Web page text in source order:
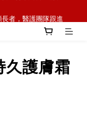
者，醫護團隊跟進
門服務及租用產品
租可買，彈性選擇
護膚霜